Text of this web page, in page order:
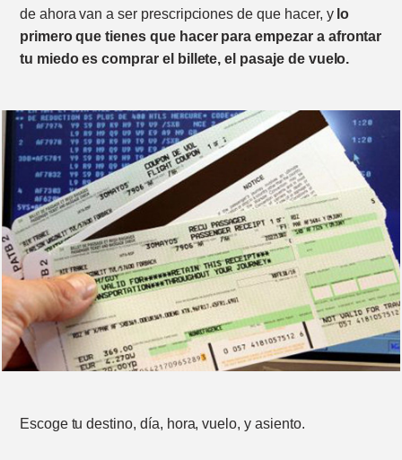
de ahora van a ser prescripciones de que hacer, y lo
primero que tienes que hacer para empezar a afrontar
tu miedo es comprar el billete, el pasaje de vuelo.
Escoge tu destino, día, hora, vuelo, y asiento.